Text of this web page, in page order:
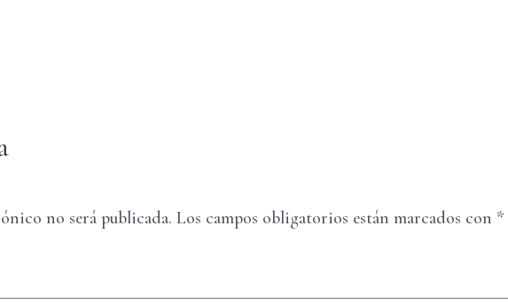
no será publicada. Los campos obligatorios están marcados con *